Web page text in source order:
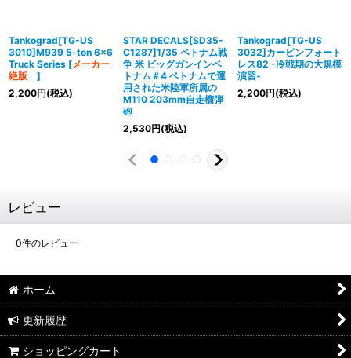
Tankograd[TG-US
3010]M939 5-ton 6x6
Truck Series [メーカー
絶版 ]
2,200円(税込)
STAR DECALS[SD35-
C1287]1/35 ベトナム戦
争 米 ビッグガンインベ
トナム＃4 ベトナムで運
用された米陸軍所属の
M110 203mm自走榴弾
砲
2,530円(税込)
Tankograd[TG-US
3032]カービンフォート
レス82 -冷戦期の大規模
演習-
2,200円(税込)
レビュー
0件のレビュー
ホーム
更新履歴
ショッピングカート